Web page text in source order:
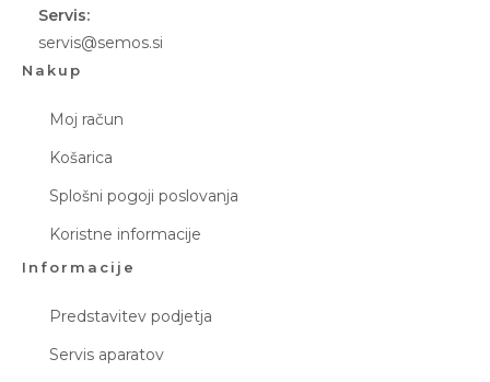
Servis:
servis@semos.si
Nakup
Moj račun
Košarica
Splošni pogoji poslovanja
Koristne informacije
Informacije
Predstavitev podjetja
Servis aparatov